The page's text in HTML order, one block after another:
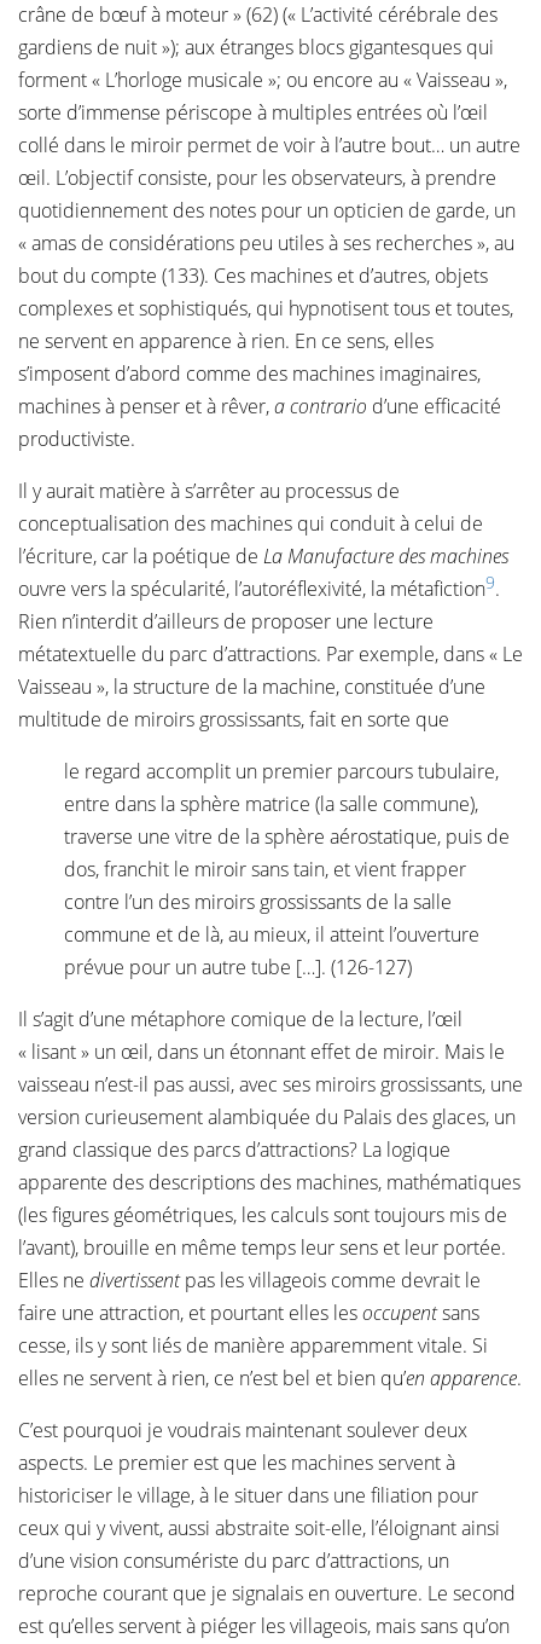
crâne de bœuf à moteur » (62) (« L’activité cérébrale des
gardiens de nuit »); aux étranges blocs gigantesques qui
forment « L’horloge musicale »; ou encore au « Vaisseau »,
sorte d’immense périscope à multiples entrées où l’œil
collé dans le miroir permet de voir à l’autre bout… un autre
œil. L’objectif consiste, pour les observateurs, à prendre
quotidiennement des notes pour un opticien de garde, un
« amas de considérations peu utiles à ses recherches », au
bout du compte (133). Ces machines et d’autres, objets
complexes et sophistiqués, qui hypnotisent tous et toutes,
ne servent en apparence à rien. En ce sens, elles
s’imposent d’abord comme des machines imaginaires,
machines à penser et à rêver,a contrario d’une efficacité
productiviste.
Il y aurait matière à s’arrêter au processus de
conceptualisation des machines qui conduit à celui de
l’écriture, car la poétique de La Manufacture des machines
ouvre vers la spécularité, l’autoréflexivité, la métafiction9.
Rien n’interdit d’ailleurs de proposer une lecture
métatextuelle du parc d’attractions. Par exemple, dans « Le
Vaisseau », la structure de la machine, constituée d’une
multitude de miroirs grossissants, fait en sorte que
le regard accomplit un premier parcours tubulaire,
entre dans la sphère matrice (la salle commune),
traverse une vitre de la sphère aérostatique, puis de
dos, franchit le miroir sans tain, et vient frapper
contre l’un des miroirs grossissants de la salle
commune et de là, au mieux, il atteint l’ouverture
prévue pour un autre tube […]. (126-127)
Il s’agit d’une métaphore comique de la lecture, l’œil
« lisant » un œil, dans un étonnant effet de miroir. Mais le
vaisseau n’est-il pas aussi, avec ses miroirs grossissants, une
version curieusement alambiquée du Palais des glaces, un
grand classique des parcs d’attractions? La logique
apparente des descriptions des machines, mathématiques
(les figures géométriques, les calculs sont toujours mis de
l’avant), brouille en même temps leur sens et leur portée.
Elles ne divertissentpas les villageois comme devrait le
faire une attraction, et pourtant elles lesoccupentsans
cesse, ils y sont liés de manière apparemment vitale. Si
elles ne servent à rien, ce n’est bel et bien qu’en apparence.
C’est pourquoi je voudrais maintenant soulever deux
aspects. Le premier est que les machines servent à
historiciser le village, à le situer dans une filiation pour
ceux qui y vivent, aussi abstraite soit-elle, l’éloignant ainsi
d’une vision consumériste du parc d’attractions, un
reproche courant que je signalais en ouverture. Le second
est qu’elles servent à piéger les villageois, mais sans qu’on